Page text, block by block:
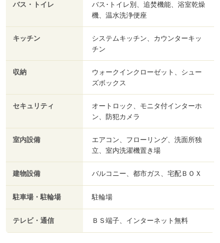
バス・トイレ
バス･トイレ別、追焚機能、浴室乾燥
機、温水洗浄便座
キッチン
システムキッチン、カウンターキッ
チン
収納
ウォークインクローゼット、シュー
ズボックス
セキュリティ
オートロック、モニタ付インターホ
ン、防犯カメラ
室内設備
エアコン、フローリング、洗面所独
立、室内洗濯機置き場
建物設備 バルコニー、都市ガス、宅配ＢＯＸ
駐車場・駐輪場 駐輪場
テレビ・通信 ＢＳ端子、インターネット無料